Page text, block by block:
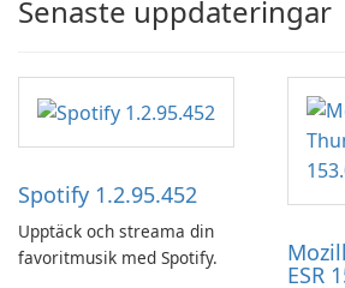
Senaste uppdateringar
Spotify 1.2.95.452
Upptäck och streama din
favoritmusik med Spotify.
ESR